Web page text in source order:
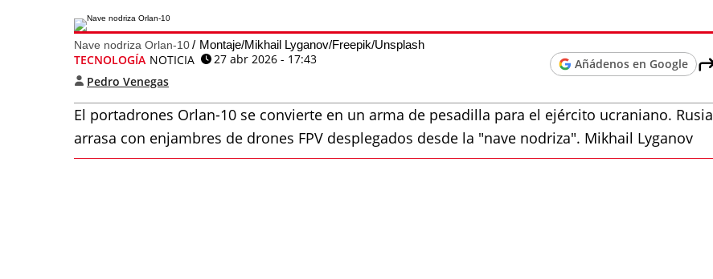
Nave nodriza Orlan-10 Montaje/Mikhail Lyganov/Freepik/Unsplash
TECNOLOGÍA NOTICIA
27 abr 2026 - 17:43
Pedro Venegas
Añádenos en Google
El portadrones Orlan-10 se convierte en un arma de pesadilla para el ejército ucraniano. Rusia
arrasa con enjambres de drones FPV desplegados desde la "nave nodriza". Mikhail Lyganov